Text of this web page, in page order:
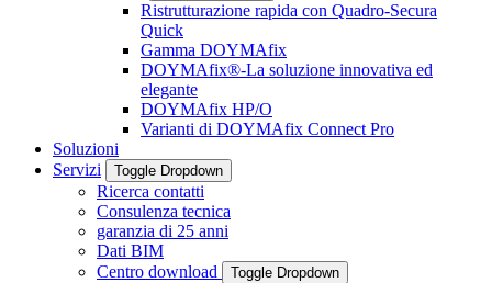
Ristrutturazione rapida con Quadro-Secura
Quick
Gamma DOYMAfix
DOYMAfix®-La soluzione innovativa ed
elegante
DOYMAfix HP/O
Varianti di DOYMAfix Connect Pro
Soluzioni
Servizi
Toggle Dropdown
Ricerca contatti
Consulenza tecnica
garanzia di 25 anni
Dati BIM
Centro download
Toggle Dropdown